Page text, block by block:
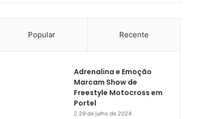
Popular Recente
Adrenalina e Emoção
Marcam Show de
Freestyle Motocross em
Portel
29 de julho de 2024